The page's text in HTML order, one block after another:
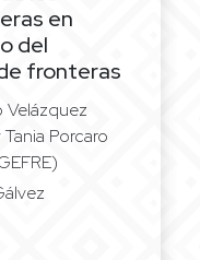
en
del
fronteras
Velázquez
Porcaro